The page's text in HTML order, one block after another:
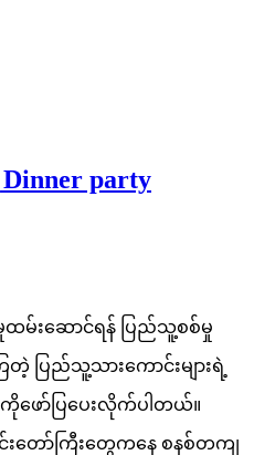
party
မ်းဆောင်ရန် ပြည်သူ့စစ်မှု
ပြည်သူ့သားကောင်းများရဲ့
ဖော်ပြပေးလိုက်ပါတယ်။
တော်ကြီးတွေကနေ စနစ်တကျ